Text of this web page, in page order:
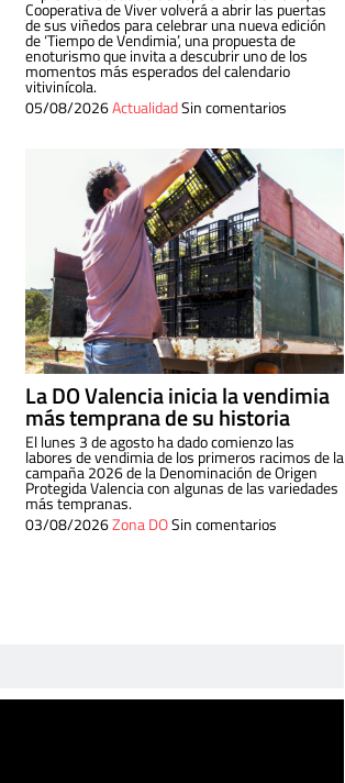
Cooperativa de Viver volverá a abrir las puertas
de sus viñedos para celebrar una nueva edición
de ‘Tiempo de Vendimia’, una propuesta de
enoturismo que invita a descubrir uno de los
momentos más esperados del calendario
vitivinícola.
05/08/2026ActualidadSin comentarios
La DO Valencia inicia la vendimia
más temprana de su historia
El lunes 3 de agosto ha dado comienzo las
labores de vendimia de los primeros racimos de la
campaña 2026 de la Denominación de Origen
Protegida Valencia con algunas de las variedades
más tempranas.
03/08/2026Zona DOSin comentarios